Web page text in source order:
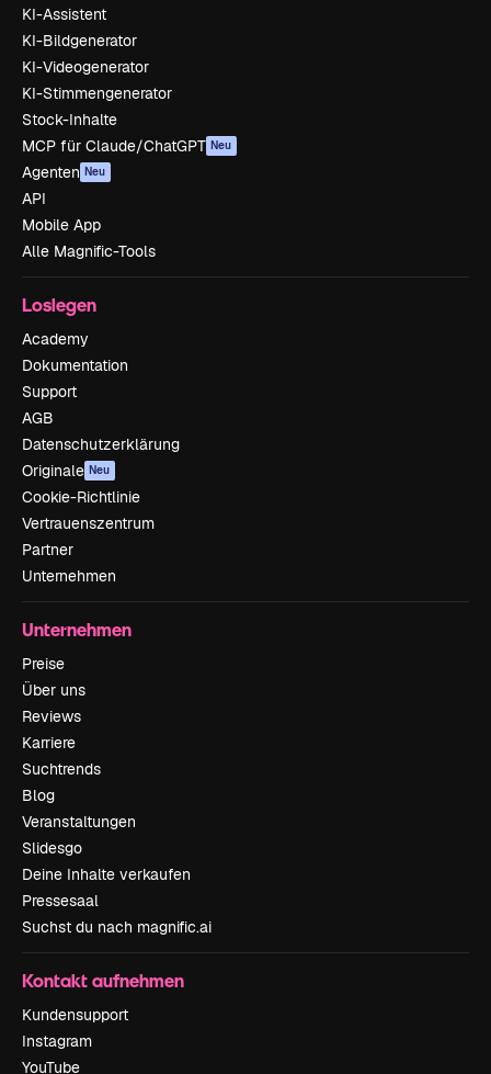
KI-Assistent
KI-Bildgenerator
KI-Videogenerator
KI-Stimmengenerator
Stock-Inhalte
MCP für Claude/ChatGPT Neu
Agenten Neu
API
Mobile App
Alle Magnific-Tools
Loslegen
Academy
Dokumentation
Support
AGB
Datenschutzerklärung
Originale Neu
Cookie-Richtlinie
Vertrauenszentrum
Partner
Unternehmen
Unternehmen
Preise
Über uns
Reviews
Karriere
Suchtrends
Blog
Veranstaltungen
Slidesgo
Deine Inhalte verkaufen
Pressesaal
Suchst du nach magnific.ai
Kontakt aufnehmen
Kundensupport
Instagram
YouTube